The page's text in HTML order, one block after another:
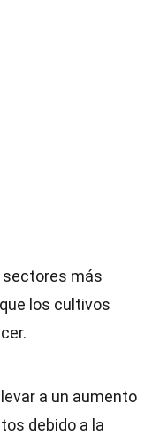
sectores más
los cultivos
a un aumento
debido a la